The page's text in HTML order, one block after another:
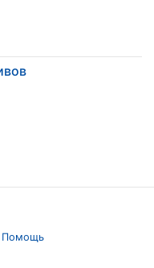
Помощь